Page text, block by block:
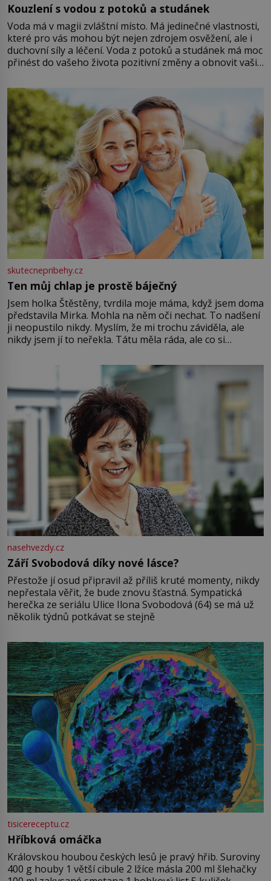
Kouzlení s vodou z potoků a studánek
Voda má v magii zvláštní místo. Má jedinečné vlastnosti,
které pro vás mohou být nejen zdrojem osvěžení, ale i
duchovní síly a léčení. Voda z potoků a studánek má moc
přinést do vašeho života pozitivní změny a obnovit vaši
můžete obohatit své rituály a přinést do svého života
větší harmonii a klid. Je důležité
skutecnepribehy.cz
Ten můj chlap je prostě báječný
Jsem holka Štěstěny, tvrdila moje máma, když jsem doma
představila Mirka. Mohla na něm oči nechat. To nadšení
ji neopustilo nikdy. Myslím, že mi trochu záviděla, ale
nikdy jsem jí to neřekla. Tátu měla ráda, ale co si
Jsme spolu moc rádi Tehdy byla jiná doba, když
nasehvezdy.cz
Září Svobodová díky nové lásce?
Přestože jí osud připravil až příliš kruté momenty, nikdy
nepřestala věřit, že bude znovu šťastná. Sympatická
herečka ze seriálu Ulice Ilona Svobodová (64) se má už
několik týdnů potkávat se stejně
tisicereceptu.cz
Hříbková omáčka
Královskou houbou českých lesů je pravý hřib. Suroviny
400 g houby 1 větší cibule 2 lžíce másla 200 ml šlehačky